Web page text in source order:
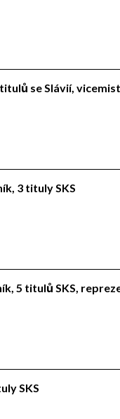
se Slávií,
3 tituly SKS
5 titulů SKS,
SKS